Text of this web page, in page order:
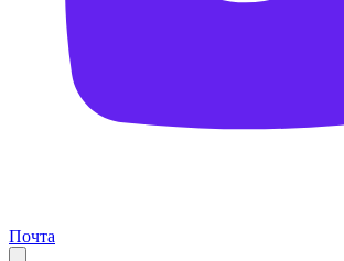
Почта